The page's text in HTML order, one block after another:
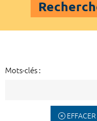
Mots-clés :
EFFACER